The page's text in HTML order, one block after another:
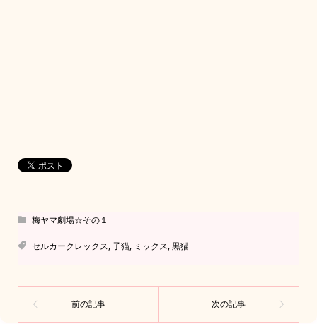
梅ヤマ劇場☆その１
セルカークレックス,子猫, ミックス,黒猫